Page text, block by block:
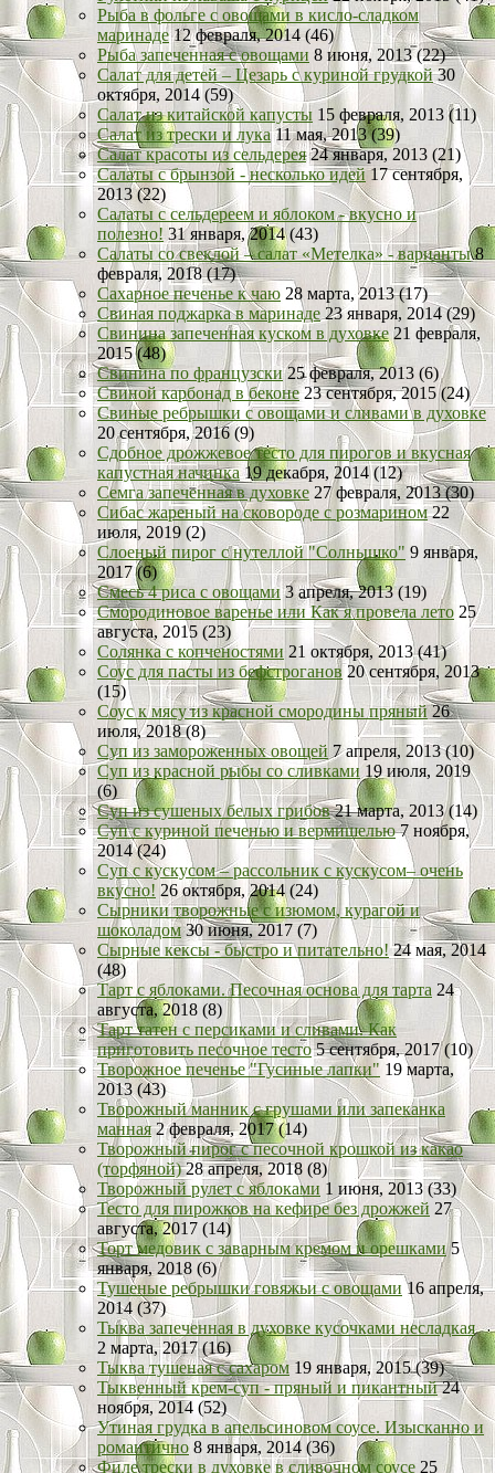
Рыба в фольге с овощами в кисло-сладком
маринаде12 февраля, 2014 (46)
Рыба запеченная с овощами 8 июня, 2013 (22)
Салат для детей – Цезарь с куриной грудкой30
октября, 2014 (59)
Салат из китайской капусты 15 февраля, 2013 (11)
Салат из трески и лука11 мая, 2013 (39)
Салат красоты из сельдерея24 января, 2013 (21)
Салаты с брынзой - несколько идей17 сентября,
2013 (22)
Салаты с сельдереем и яблоком - вкусно и
полезно! 31 января, 2014 (43)
Салаты со свеклой – салат «Метелка» - варианты8
февраля, 2018 (17)
Сахарное печенье к чаю 28 марта, 2013 (17)
Свиная поджарка в маринаде23 января, 2014 (29)
Свинина запеченная куском в духовке21 февраля,
2015 (48)
Свинина по французски25 февраля, 2013 (6)
Свиной карбонад в беконе23 сентября, 2015 (24)
Свиные ребрышки с овощами и сливами в духовке
20 сентября, 2016 (9)
Сдобное дрожжевое тесто для пирогов и вкусная
капустная начинка19 декабря, 2014 (12)
Семга запеченная в духовке 27 февраля, 2013 (30)
Сибас жареный на сковороде с розмарином22
июля, 2019 (2)
Слоеный пирог с нутеллой "Солнышко" 9 января,
2017 (6)
Смесь 4 риса с овощами3 апреля, 2013 (19)
Смородиновое варенье или Как я провела лето 25
августа, 2015 (23)
Солянка с копченостями 21 октября, 2013 (41)
Соус для пасты из бефстроганов20 сентября, 2013
(15)
Соус к мясу из красной смородины пряный26
июля, 2018 (8)
Суп из замороженных овощей 7 апреля, 2013 (10)
Суп из красной рыбы со сливками19 июля, 2019
(6)
Суп из сушеных белых грибов21 марта, 2013 (14)
Суп с куриной печенью и вермишелью7 ноября,
2014 (24)
Суп с кускусом – рассольник с кускусом– очень
вкусно! 26 октября, 2014 (24)
Сырники творожные с изюмом, курагой и
шоколадом30 июня, 2017 (7)
Сырные кексы - быстро и питательно!24 мая, 2014
(48)
Тарт с яблоками. Песочная основа для тарта 24
августа, 2018 (8)
Тарт татен с персиками и сливами. Как
приготовить песочное тесто5 сентября, 2017 (10)
Творожное печенье "Гусиные лапки" 19 марта,
2013 (43)
Творожный манник с грушами или запеканка
манная2 февраля, 2017 (14)
Творожный пирог с песочной крошкой из какао
(торфяной)28 апреля, 2018 (8)
Творожный рулет с яблоками 1 июня, 2013 (33)
Тесто для пирожков на кефире без дрожжей 27
августа, 2017 (14)
Торт медовик с заварным кремом и орешками5
января, 2018 (6)
Тушеные ребрышки говяжьи с овощами 16 апреля,
2014 (37)
Тыква запеченная в духовке кусочками несладкая
2 марта, 2017 (16)
Тыква тушеная с сахаром19 января, 2015 (39)
Тыквенный крем-суп - пряный и пикантный24
ноября, 2014 (52)
Утиная грудка в апельсиновом соусе. Изысканно и
романтично 8 января, 2014 (36)
Филе трески в духовке в сливочном соусе 25